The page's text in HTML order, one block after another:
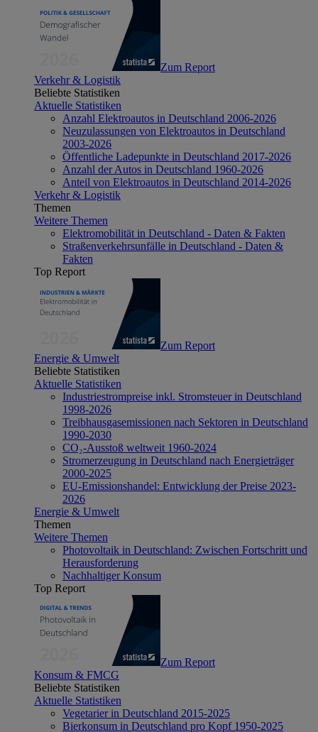
Zum Report
Verkehr & Logistik
Beliebte Statistiken
Aktuelle Statistiken
Anzahl Elektroautos in Deutschland 2006-2026
Neuzulassungen von Elektroautos in Deutschland
2003-2026
Öffentliche Ladepunkte in Deutschland 2017-2026
Anzahl der Autos in Deutschland 1960-2026
Anteil von Elektroautos in Deutschland 2014-2026
Verkehr & Logistik
Themen
Weitere Themen
Elektromobilität in Deutschland - Daten & Fakten
Straßenverkehrsunfälle in Deutschland - Daten &
Fakten
Top Report
Zum Report
Energie & Umwelt
Beliebte Statistiken
Aktuelle Statistiken
Industriestrompreise inkl. Stromsteuer in Deutschland
1998-2026
Treibhausgasemissionen nach Sektoren in Deutschland
1990-2030
CO₂-Ausstoß weltweit 1960-2024
Stromerzeugung in Deutschland nach Energieträger
2000-2025
EU-Emissionshandel: Entwicklung der Preise 2023-
2026
Energie & Umwelt
Themen
Weitere Themen
Photovoltaik in Deutschland: Zwischen Fortschritt und
Herausforderung
Nachhaltiger Konsum
Top Report
Zum Report
Konsum & FMCG
Beliebte Statistiken
Aktuelle Statistiken
Vegetarier in Deutschland 2015-2025
Bierkonsum in Deutschland pro Kopf 1950-2025